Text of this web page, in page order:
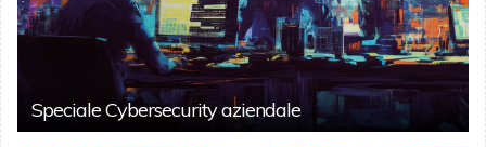
Speciale Cybersecurity aziendale